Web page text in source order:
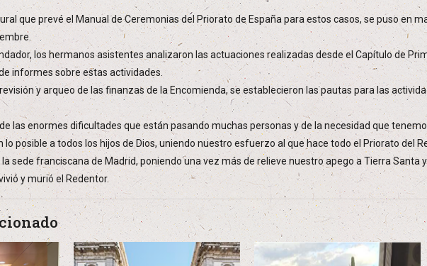
que prevé el Manual de Ceremonias del Priorato de España para estos casos, se puso en
los hermanos asistentes analizaron las actuaciones realizadas desde el Capítulo de
informes sobre estas actividades.
y arqueo de las finanzas de la Encomienda, se establecieron las pautas para las
las enormes dificultades que están pasando muchas personas y de la necesidad que
posible a todos los hijos de Dios, uniendo nuestro esfuerzo al que hace todo el Priorato del
la sede franciscana de Madrid, poniendo una vez más de relieve nuestro apego a Tierra Santa
y murió el Redentor.